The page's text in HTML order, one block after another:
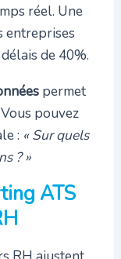
réel. Une
entreprises
de 40%.
permet
pouvez
: « Sur quels
? »
ATS